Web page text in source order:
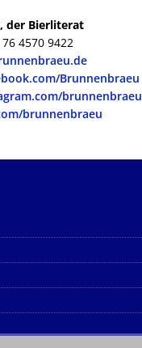
der Bierliterat
4570 9422
Brunnenbraeu
brunnenbraeu
brunnenbraeu